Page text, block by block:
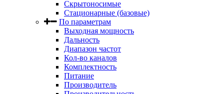
Скрытоносимые
Стационарные (базовые)
По параметрам
Выходная мощность
Дальность
Диапазон частот
Кол-во каналов
Комплектность
Питание
Производитель